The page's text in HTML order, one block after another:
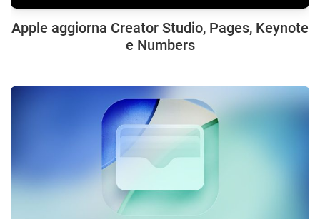
Apple aggiorna Creator Studio, Pages, Keynote
e Numbers